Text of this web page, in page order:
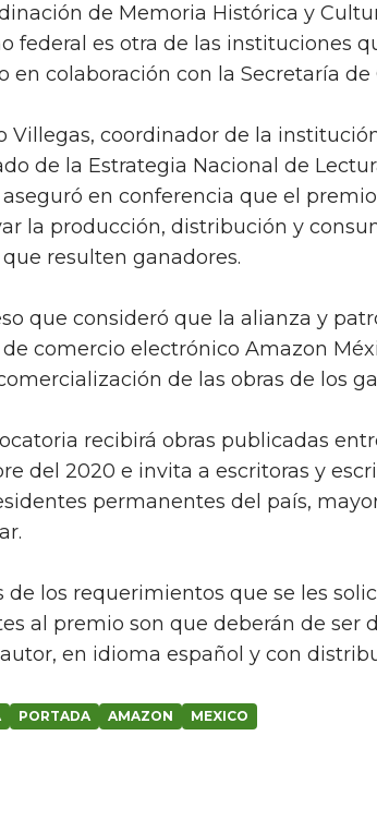
de Memoria Histórica y
federal es otra de las instituciones
en colaboración con la Secretaría
Villegas, coordinador de la
de la Estrategia Nacional de
aseguró en conferencia que el
la producción, distribución y
resulten ganadores.
que consideró que la alianza y
comercio electrónico Amazon
de las obras de los
recibirá obras publicadas
del 2020 e invita a escritoras y
permanentes del país,
de los requerimientos que se les
al premio son que deberán de ser
en idioma español y con
PORTADA AMAZON MEXICO